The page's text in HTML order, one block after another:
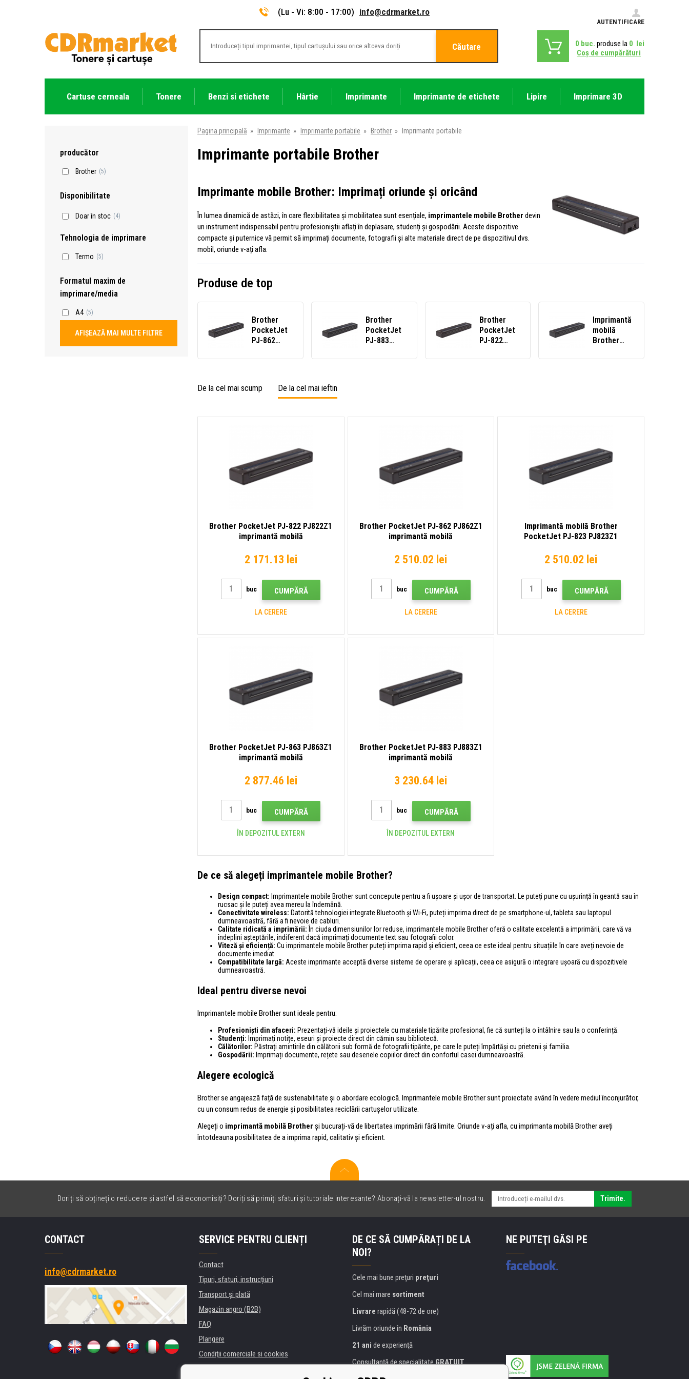
(Lu - Vi: 8:00 - 17:00) info@cdrmarket.ro
AUTENTIFICARE
Căutare 0 buc. produse la 0 lei
Coş de cumpărături
Cartuse cerneala Tonere Benzi si etichete Hârtie Imprimante Imprimante de etichete Lipire Imprimare 3D
producător
Brother (5)
Disponibilitate
Doar în stoc (4)
Tehnologia de imprimare
Termo (5)
Formatul maxim de
imprimare/media
A4 (5)
AFIȘEAZĂ MAI MULTE FILTRE
Pagina principală » Imprimante » Imprimante portabile » Brother » Imprimante portabile
Imprimante portabile Brother
Imprimante mobile Brother: Imprimați oriunde și oricând
În lumea dinamică de astăzi, în care flexibilitatea și mobilitatea sunt esențiale, imprimantele mobile Brother devin
un instrument indispensabil pentru profesioniștii aflați în deplasare, studenți și gospodării. Aceste dispozitive
compacte și puternice vă permit să imprimați documente, fotografii și alte materiale direct de pe dispozitivul dvs.
mobil, oriunde v-ați afla.
Produse de top
Brother
PocketJet
PJ-862
imprimantă
Brother
PocketJet
PJ-883
imprimantă
Brother
PocketJet
PJ-822
imprimantă
Imprimantă
mobilă
Brother
PJ-823
De la cel mai scump
De la cel mai ieftin
Brother PocketJet PJ-822 PJ822Z1
imprimantă mobilă
2 171.13 lei
buc CUMPĂRĂ
LA CERERE
Brother PocketJet PJ-862 PJ862Z1
imprimantă mobilă
2 510.02 lei
buc CUMPĂRĂ
LA CERERE
Imprimantă mobilă Brother
PocketJet PJ-823 PJ823Z1
2 510.02 lei
buc CUMPĂRĂ
LA CERERE
Brother PocketJet PJ-863 PJ863Z1
imprimantă mobilă
2 877.46 lei
buc CUMPĂRĂ
ÎN DEPOZITUL EXTERN
Brother PocketJet PJ-883 PJ883Z1
imprimantă mobilă
3 230.64 lei
buc CUMPĂRĂ
ÎN DEPOZITUL EXTERN
De ce să alegeți imprimantele mobile Brother?
Design compact: Imprimantele mobile Brother sunt concepute pentru a fi ușoare și ușor de transportat. Le puteți pune cu ușurință în geantă sau în
rucsac și le puteți avea mereu la îndemână.
Conectivitate wireless: Datorită tehnologiei integrate Bluetooth și Wi-Fi, puteți imprima direct de pe smartphone-ul, tableta sau laptopul
dumneavoastră, fără a fi nevoie de cabluri.
Calitate ridicată a imprimării: În ciuda dimensiunilor lor reduse, imprimantele mobile Brother oferă o calitate excelentă a imprimării, care vă va
îndeplini așteptările, indiferent dacă imprimați documente text sau fotografii color.
Viteză și eficiență: Cu imprimantele mobile Brother puteți imprima rapid și eficient, ceea ce este ideal pentru situațiile în care aveți nevoie de
documente imediat.
Compatibilitate largă: Aceste imprimante acceptă diverse sisteme de operare și aplicații, ceea ce asigură o integrare ușoară cu dispozitivele
dumneavoastră.
Ideal pentru diverse nevoi
Imprimantele mobile Brother sunt ideale pentru:
Profesioniști din afaceri: Prezentați-vă ideile și proiectele cu materiale tipărite profesional, fie că sunteți la o întâlnire sau la o conferință.
Studenți: Imprimați notițe, eseuri și proiecte direct din cămin sau bibliotecă.
Călătorilor: Păstrați amintirile din călătorii sub formă de fotografii tipărite, pe care le puteți împărtăși cu prietenii și familia.
Gospodării: Imprimați documente, rețete sau desenele copiilor direct din confortul casei dumneavoastră.
Alegere ecologică
Brother se angajează față de sustenabilitate și o abordare ecologică. Imprimantele mobile Brother sunt proiectate având în vedere mediul înconjurător,
cu un consum redus de energie și posibilitatea reciclării cartușelor utilizate.
Alegeți o imprimantă mobilă Brother și bucurați-vă de libertatea imprimării fără limite. Oriunde v-ați afla, cu imprimanta mobilă Brother aveți
întotdeauna posibilitatea de a imprima rapid, calitativ și eficient.
Doriți să obțineți o reducere și astfel să economisiți? Doriți să primiți sfaturi și tutoriale interesante? Abonați-vă la newsletter-ul nostru. Trimite.
CONTACT
info@cdrmarket.ro
SERVICE PENTRU CLIENȚI
Contact
Tipuri, sfaturi, instrucțiuni
Transport şi plată
Magazin angro (B2B)
FAQ
Plangere
Condiţii comerciale si cookies
DE CE SĂ CUMPĂRAȚI DE LA
NOI?
Cele mai bune preţuri preţuri
Cel mai mare sortiment
Livrare rapidă (48-72 de ore)
Livrăm oriunde în România
21 ani de experienţă
Consultanţă de specialitateGRATUIT
NE PUTEŢI GĂSI PE